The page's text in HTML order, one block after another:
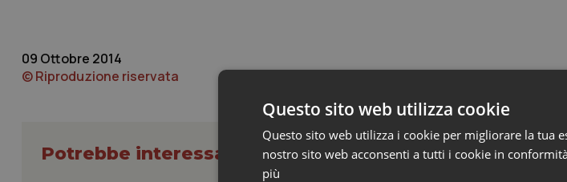
09 Ottobre 2014
© Riproduzione riservata
Potrebbe interessarti in Lavoro e Professioni
Questo sito web utilizza cookie
Questo sito web utilizza i cookie per migliorare la tua
nostro sito web acconsenti a tutti i cookie in
più